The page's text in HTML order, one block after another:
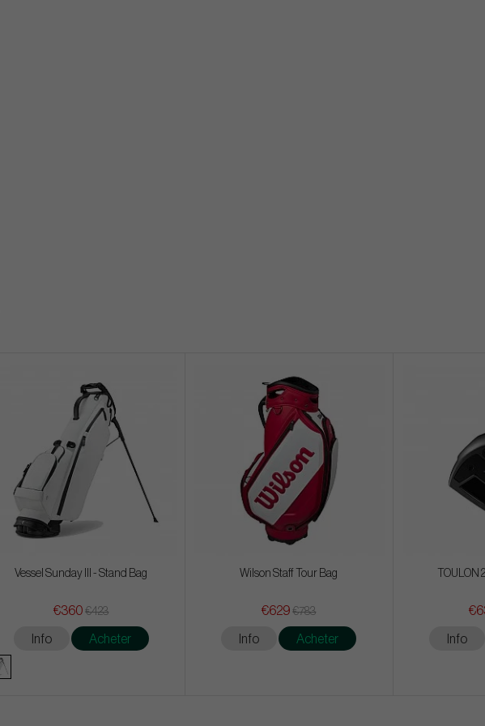
Vessel Sunday III - Stand Bag
€360 €423
Info Acheter
Wilson Staff Tour Bag
€629 €783
Info Acheter
TOULON
Info